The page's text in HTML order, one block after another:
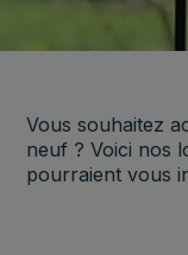
Vous souhaitez
neuf ? Voici nos
pourraient vous